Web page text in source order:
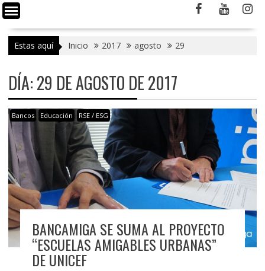
Estas aquí Inicio 2017 agosto 29
DÍA:29 DE AGOSTO DE 2017
Bancos Educación RSE / ESG
BANCAMIGA SE SUMA AL PROYECTO
“ESCUELAS AMIGABLES URBANAS”
DE UNICEF